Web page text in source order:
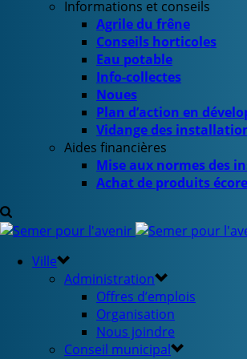
Informations et conseils
Agrile du frêne
Conseils horticoles
Eau potable
Info-collectes
Noues
Plan d’action en
Vidange des
Aides financières
Mise aux normes des
Achat de produits
Ville
Administration
Offres d’emplois
Organisation
Nous joindre
Conseil municipal